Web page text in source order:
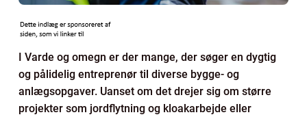
I Varde og omegn er der mange, der søger en dygtig
og pålidelig entreprenør til diverse bygge- og
anlægsopgaver. Uanset om det drejer sig om større
projekter som jordflytning og kloakarbejde eller